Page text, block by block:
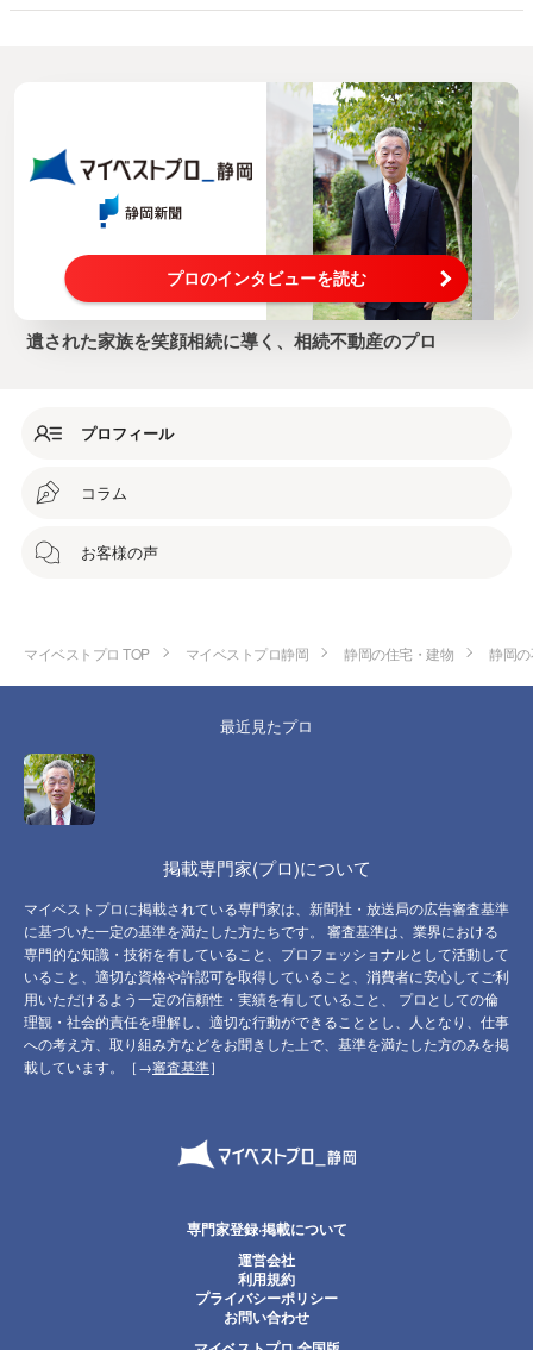
プロのインタビューを読む
遺された家族を笑顔相続に導く、相続不動産のプロ
プロフィール
コラム
お客様の声
マイベストプロ TOP マイベストプロ静岡 静岡の住宅・建物 静岡
最近見たプロ
掲載専門家(プロ)について
マイベストプロに掲載されている専門家は、新聞社・放送局の広告審査基準
に基づいた一定の基準を満たした方たちです。 審査基準は、業界における
専門的な知識・技術を有していること、プロフェッショナルとして活動して
いること、適切な資格や許認可を取得していること、消費者に安心してご利
用いただけるよう一定の信頼性・実績を有していること、 プロとしての倫
理観・社会的責任を理解し、適切な行動ができることとし、人となり、仕事
への考え方、取り組み方などをお聞きした上で、基準を満たした方のみを掲
載しています。［→審査基準］
専門家登録·掲載について
運営会社
利用規約
プライバシーポリシー
お問い合わせ